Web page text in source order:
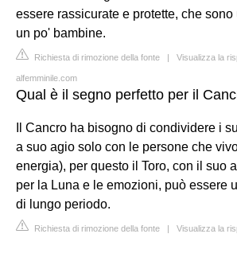
essere rassicurate e protette, che
un po' bambine.
Richiesta di rimozione della fonte | Visualizza la
alfemminile.com
Qual è il segno perfetto per il
Il Cancro ha bisogno di condividere i
a suo agio solo con le persone che
energia), per questo il Toro, con il suo
per la Luna e le emozioni, può essere
di lungo periodo.
Richiesta di rimozione della fonte | Visualizza la